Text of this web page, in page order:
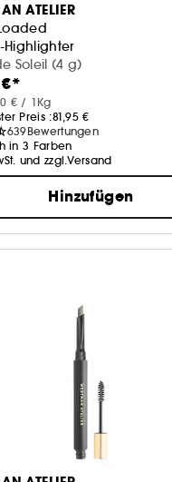
ATELIER
Highlighter
Soleil (4 g)
€ / 1Kg
Preis :81,95 €
639Bewertungen
in 3 Farben
und zzgl.Versand
Hinzufügen